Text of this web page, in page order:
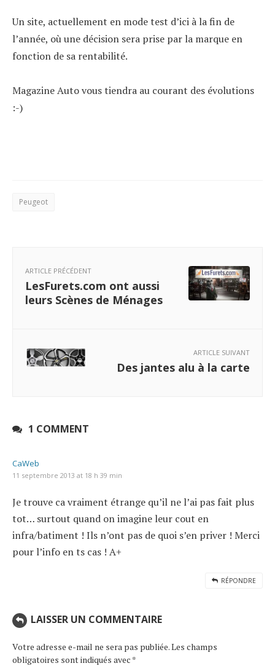
Un site, actuellement en mode test d’ici à la fin de
l’année, où une décision sera prise par la marque en
fonction de sa rentabilité.
Magazine Auto vous tiendra au courant des évolutions
:-)
Peugeot
ARTICLE PRÉCÉDENT
LesFurets.com ont aussi
leurs Scènes de Ménages
ARTICLE SUIVANT
Des jantes alu à la carte
1 COMMENT
CaWeb
11 septembre 2013 at 18 h 39 min
Je trouve ca vraiment étrange qu’il ne l’ai pas fait plus
tot… surtout quand on imagine leur cout en
infra/batiment ! Ils n’ont pas de quoi s’en priver ! Merci
pour l’info en ts cas ! A+
RÉPONDRE
LAISSER UN COMMENTAIRE
Votre adresse e-mail ne sera pas publiée.Les champs
obligatoires sont indiqués avec *